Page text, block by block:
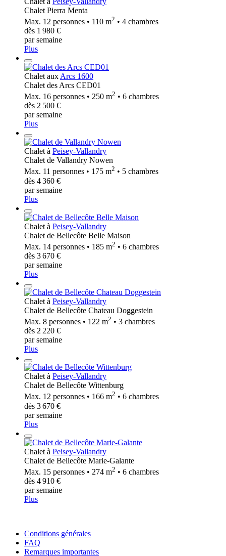
Chalet Pierra Menta
Max. 12 personnes • 110 m2 • 4 chambres
dès 1 980 €
par semaine
Plus
Chalet aux Arcs 1600
Chalet des Arcs CED01
Max. 16 personnes • 250 m2 • 6 chambres
dès 2 500 €
par semaine
Plus
Chalet à Peisey-Vallandry
Chalet de Vallandry Nowen
Max. 11 personnes • 175 m2 • 5 chambres
dès 4 360 €
par semaine
Plus
Chalet à Peisey-Vallandry
Chalet de Bellecôte Belle Maison
Max. 14 personnes • 185 m2 • 6 chambres
dès 3 670 €
par semaine
Plus
Chalet à Peisey-Vallandry
Chalet de Bellecôte Chateau Doggestein
Max. 8 personnes • 122 m2 • 3 chambres
dès 2 220 €
par semaine
Plus
Chalet à Peisey-Vallandry
Chalet de Bellecôte Wittenburg
Max. 12 personnes • 166 m2 • 6 chambres
dès 3 670 €
par semaine
Plus
Chalet à Peisey-Vallandry
Chalet de Bellecôte Marie-Galante
Max. 15 personnes • 274 m2 • 6 chambres
dès 4 910 €
par semaine
Plus
Conditions générales
FAQ
Remarques importantes